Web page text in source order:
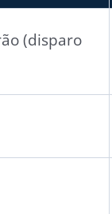
(disparo